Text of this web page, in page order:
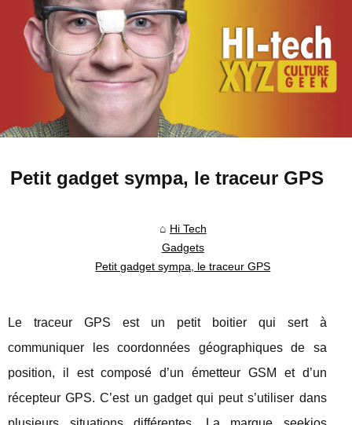
Petit gadget sympa, le traceur GPS
Hi Tech
Gadgets
Petit gadget sympa, le traceur GPS
Le traceur GPS est un petit boitier qui sert à
communiquer les coordonnées géographiques de sa
position, il est composé d’un émetteur GSM et d’un
récepteur GPS. C’est un gadget qui peut s’utiliser dans